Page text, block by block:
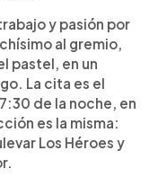
y pasión por
al gremio,
pastel, en un
La cita es el
de la noche, en
es la misma:
Los Héroes y